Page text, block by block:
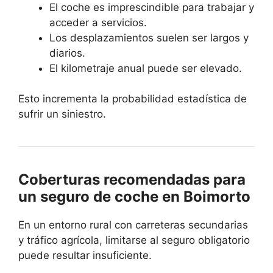
El coche es imprescindible para trabajar y
acceder a servicios.
Los desplazamientos suelen ser largos y
diarios.
El kilometraje anual puede ser elevado.
Esto incrementa la probabilidad estadística de
sufrir un siniestro.
Coberturas recomendadas para
un seguro de coche en Boimorto
En un entorno rural con carreteras secundarias
y tráfico agrícola, limitarse al seguro obligatorio
puede resultar insuficiente.